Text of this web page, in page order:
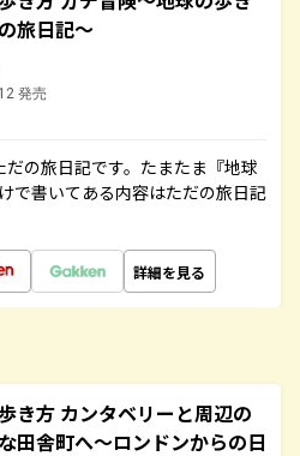
旅日記～
発売
の旅日記です。たまたま『地球
で書いてある内容はただの旅日記
詳細を見る
き方 カンタベリーと周辺の
田舎町へ～ロンドンからの日